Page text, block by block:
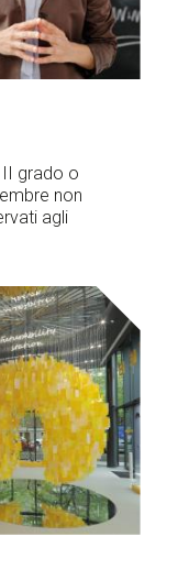
grado o
non
agli